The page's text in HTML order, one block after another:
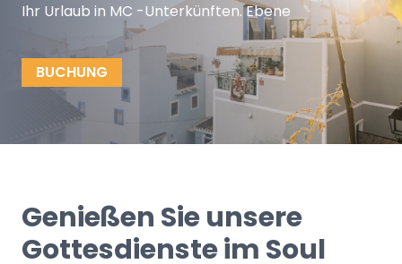
Ihr Urlaub in MC -Unterkünften. Ebene
BUCHUNG
Genießen Sie unsere
Gottesdienste im Soul